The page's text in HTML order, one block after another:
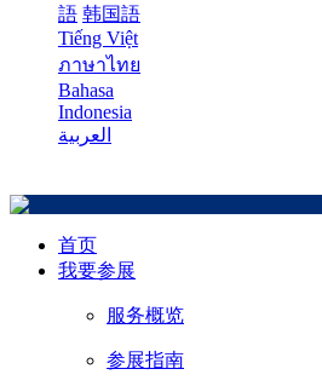
語 韩国語
Tiếng Việt
ภาษาไทย
Bahasa
Indonesia
العربية
首页
我要参展
服务概览
参展指南